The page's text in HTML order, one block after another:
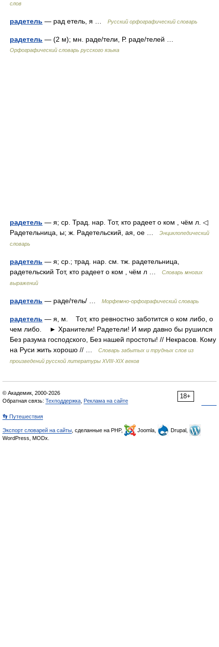
слов
радетель — рад етель, я … Русский орфографический словарь
радетель — (2 м); мн. раде/тели, Р. раде/телей …
Орфографический словарь русского языка
радетель — я; ср. Трад. нар. Тот, кто радеет о ком , чём л. ◁
Радетельница, ы; ж. Радетельский, ая, ое …
Энциклопедический
словарь
радетель — я; ср.; трад. нар. см. тж. радетельница,
радетельский Тот, кто радеет о ком , чём л …
Словарь многих
выражений
радетель — раде/тель/ … Морфемно-орфографический словарь
радетель — я, м. Тот, кто ревностно заботится о ком либо, о
чем либо. ► Хранители! Радетели! И мир давно бы рушился
Без разума господского, Без нашей простоты! // Некрасов. Кому
на Руси жить хорошо // …
Словарь забытых и трудных слов из
произведений русской литературы ХVIII-ХIХ веков
18+
© Академик, 2000-2026
Обратная связь: Техподдержка Реклама на сайте
👣 Путешествия
Экспорт словарей на сайты , сделанные на PHP, Joomla,
Drupal,
WordPress, MODx.